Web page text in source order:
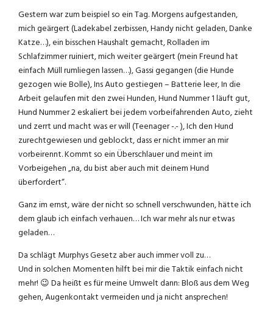
Gestern war zum beispiel so ein Tag. Morgens aufgestanden,
mich geärgert (Ladekabel zerbissen, Handy nicht geladen, Danke
Katze…), ein bisschen Haushalt gemacht, Rolladen im
Schlafzimmer ruiniert, mich weiter geärgert (mein Freund hat
einfach Müll rumliegen lassen…), Gassi gegangen (die Hunde
gezogen wie Bolle), Ins Auto gestiegen – Batterie leer, In die
Arbeit gelaufen mit den zwei Hunden, Hund Nummer 1 läuft gut,
Hund Nummer 2 eskaliert bei jedem vorbeifahrenden Auto, zieht
und zerrt und macht was er will (Teenager -.- ), Ich den Hund
zurechtgewiesen und geblockt, dass er nicht immer an mir
vorbeirennt. Kommt so ein Überschlauer und meint im
Vorbeigehen „na, du bist aber auch mit deinem Hund
überfordert“.
Ganz im ernst, wäre der nicht so schnell verschwunden, hätte ich
dem glaub ich einfach verhauen… Ich war mehr als nur etwas
geladen…
Da schlägt Murphys Gesetz aber auch immer voll zu…
Und in solchen Momenten hilft bei mir die Taktik einfach nicht
mehr! 😉 Da heißt es für meine Umwelt dann: Bloß aus dem Weg
gehen, Augenkontakt vermeiden und ja nicht ansprechen!